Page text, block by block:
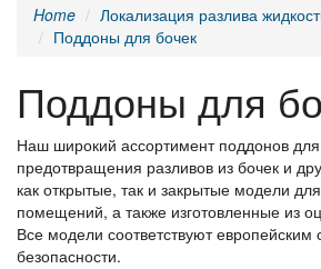
Home
Локализация разлива
Поддоны для бочек
Поддоны для
Наш широкий ассортимент поддонов
предотвращения разливов из бочек и
как открытые, так и закрытые модели
помещений, а также изготовленные из
Все модели соответствуют европейским
безопасности.